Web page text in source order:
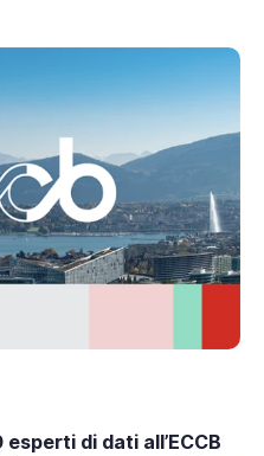
di dati all’ECCB